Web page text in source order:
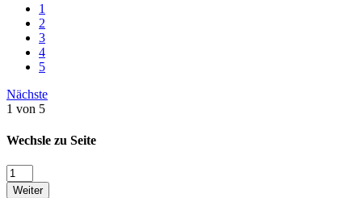
1
2
3
4
5
Nächste
1 von 5
Wechsle zu Seite
Weiter